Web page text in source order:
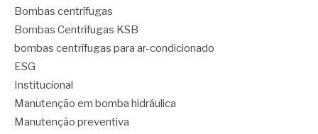
Bombas centrífugas
Bombas Centrífugas KSB
bombas centrífugas para ar-condicionado
ESG
Institucional
Manutenção em bomba hidráulica
Manutenção preventiva